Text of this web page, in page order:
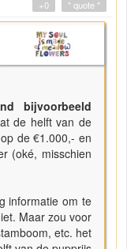
" quote "
+0
bijvoorbeeld
de helft van de
de €1.000,- en
(oké, misschien
informatie om te
Maar zou voor
etc. het